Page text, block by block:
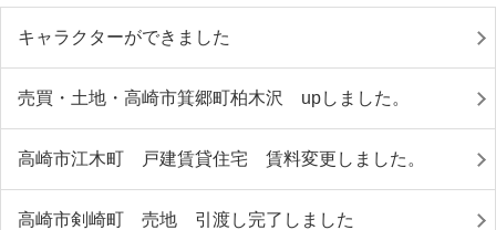
キャラクターができました
売買・土地・高崎市箕郷町柏木沢 upしました。
高崎市江木町 戸建賃貸住宅 賃料変更しました。
高崎市剣崎町 売地 引渡し完了しました